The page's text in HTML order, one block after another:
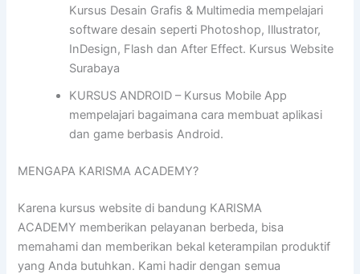
Kursus Desain Grafis & Multimedia mempelajari
software desain seperti Photoshop, Illustrator,
InDesign, Flash dan After Effect. Kursus Website
Surabaya
KURSUS ANDROID – Kursus Mobile App
mempelajari bagaimana cara membuat aplikasi
dan game berbasis Android.
MENGAPA KARISMA ACADEMY?
Karena kursus website di bandung KARISMA
ACADEMY memberikan pelayanan berbeda, bisa
memahami dan memberikan bekal keterampilan produktif
yang Anda butuhkan. Kami hadir dengan semua